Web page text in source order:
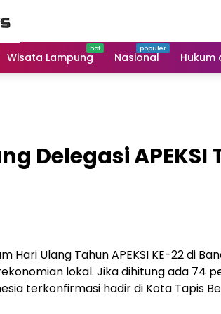
Wisata Lampung Nasional Hukum
Delegasi APEKSI
Hari Ulang Tahun APEKSI KE-22 di
lokal. Jika dihitung ada 74
terkonfirmasi hadir di Kota Tapis